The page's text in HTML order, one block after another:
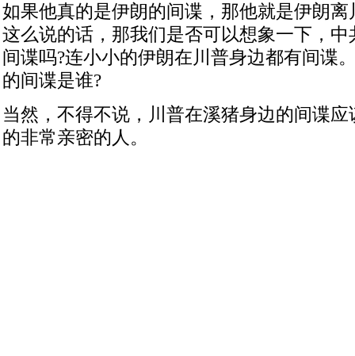
如果他真的是伊朗的间谍，那他就是伊朗
这么说的话，那我们是否可以想象一下，
间谍吗?连小小的伊朗在川普身边都有间谍
的间谍是谁?
当然，不得不说，川普在溪猪身边的间谍
的非常亲密的人。